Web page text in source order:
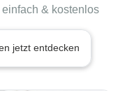
& kostenlos
jetzt entdecken